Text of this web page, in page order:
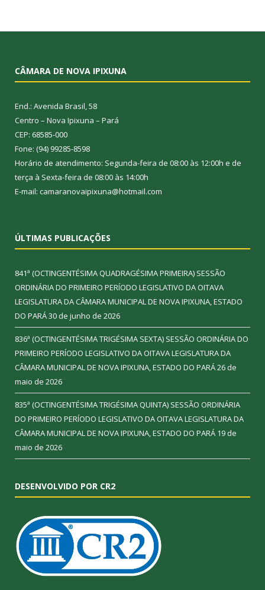
CÂMARA DE NOVA IPIXUNA
End.: Avenida Brasil, 58
Centro – Nova Ipixuna – Pará
CEP: 68585-000
Fone: (94) 99285-8598
Horário de atendimento: Segunda-feira de 08:00 às 12:00h e de
terça à Sexta-feira de 08:00 às 14:00h
E-mail: camaranovaipixuna@hotmail.com
ÚLTIMAS PUBLICAÇÕES
841ª (OCTINGENTÉSIMA QUADRAGÉSIMA PRIMEIRA) SESSÃO
ORDINÁRIA DO PRIMEIRO PERÍODO LEGISLATIVO DA OITAVA
LEGISLATURA DA CÂMARA MUNICIPAL DE NOVA IPIXUNA, ESTADO
DO PARÁ30 de junho de 2026
836ª (OCTINGENTÉSIMA TRIGÉSIMA SEXTA) SESSÃO ORDINÁRIA DO
PRIMEIRO PERÍODO LEGISLATIVO DA OITAVA LEGISLATURA DA
CÂMARA MUNICIPAL DE NOVA IPIXUNA, ESTADO DO PARÁ26 de
maio de 2026
835ª (OCTINGENTÉSIMA TRIGÉSIMA QUINTA) SESSÃO ORDINÁRIA
DO PRIMEIRO PERÍODO LEGISLATIVO DA OITAVA LEGISLATURA DA
CÂMARA MUNICIPAL DE NOVA IPIXUNA, ESTADO DO PARÁ 19 de
maio de 2026
DESENVOLVIDO POR CR2